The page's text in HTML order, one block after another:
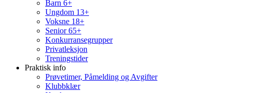
Barn 6+
Ungdom 13+
Voksne 18+
Senior 65+
Konkurransegrupper
Privatleksjon
Treningstider
Praktisk info
Prøvetimer, Påmelding og Avgifter
Klubbklær